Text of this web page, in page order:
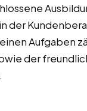
der
Aufgaben
der